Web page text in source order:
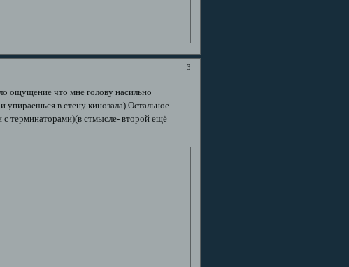
3
ощущение что мне голову насильно
упираешься в стену кинозала) Остальное-
терминаторами)(в стмысле- второй ещё